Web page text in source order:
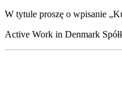
W tytule proszę o wpisanie
Active Work in Denmark